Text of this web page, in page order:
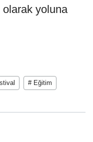
olarak yoluna
# Eğitim